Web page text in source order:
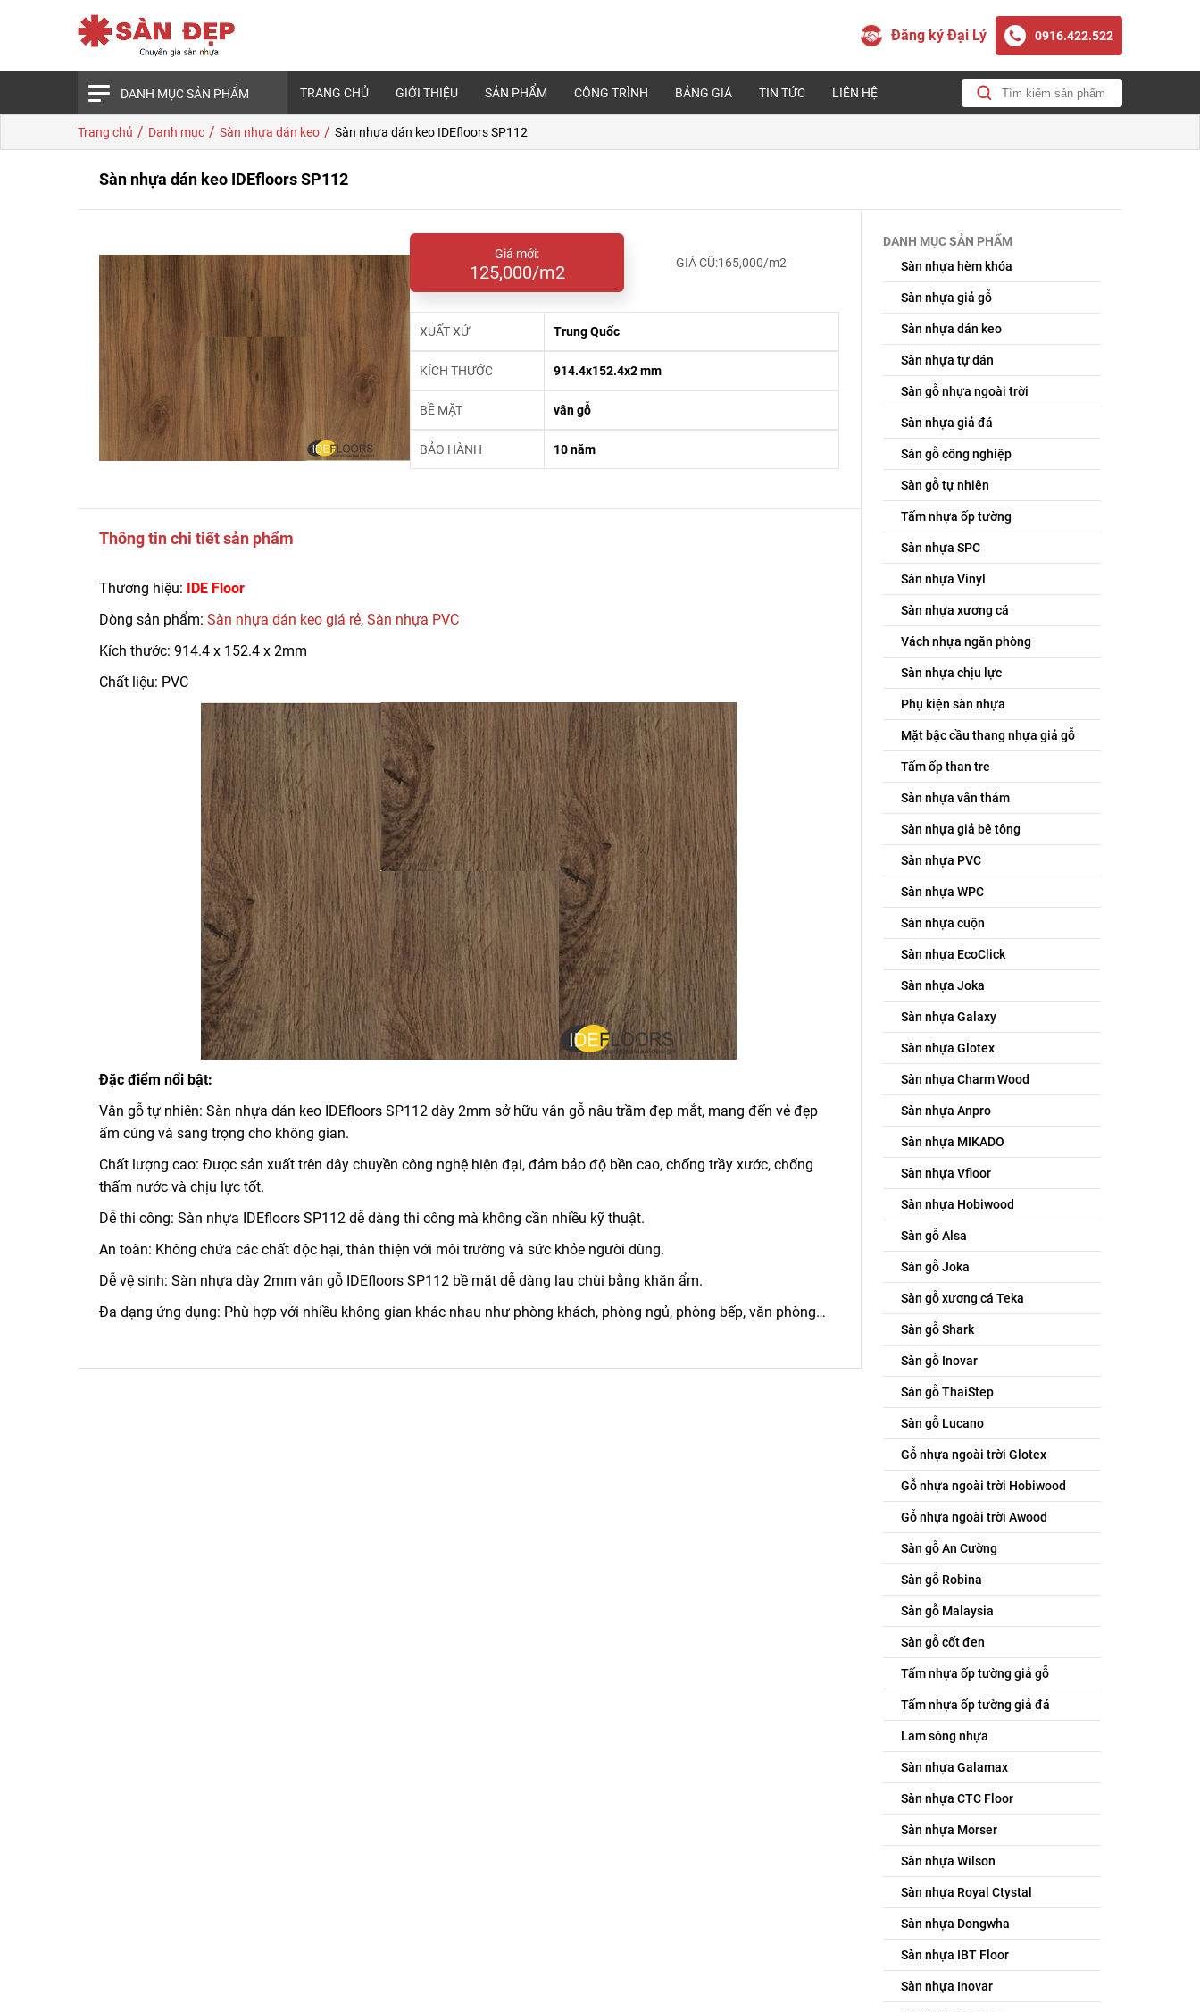
Đăng ký Đại Lý 0916.422.522
DANH MỤC SẢN PHẨM TRANG CHỦ GIỚI THIỆU SẢN PHẨM CÔNG TRÌNH BẢNG GIÁ TIN TỨC LIÊN HỆ
Trang chủ / Danh mục / Sàn nhựa dán keo / Sàn nhựa dán keo IDEfloors SP112
Sàn nhựa dán keo IDEfloors SP112
Giá mới:
125,000/m2 GIÁ CŨ:165,000/m2
XUẤT XỨ Trung Quốc
KÍCH THƯỚC 914.4x152.4x2 mm
BỀ MẶT vân gỗ
BẢO HÀNH 10 năm
Thông tin chi tiết sản phẩm
Thương hiệu: IDE Floor
Dòng sản phẩm: Sàn nhựa dán keo giá rẻ, Sàn nhựa PVC
Kích thước: 914.4 x 152.4 x 2mm
Chất liệu: PVC
Đặc điểm nổi bật:
Vân gỗ tự nhiên: Sàn nhựa dán keo IDEfloors SP112 dày 2mm sở hữu vân gỗ nâu trầm đẹp mắt, mang đến vẻ đẹp
ấm cúng và sang trọng cho không gian.
Chất lượng cao: Được sản xuất trên dây chuyền công nghệ hiện đại, đảm bảo độ bền cao, chống trầy xước, chống
thấm nước và chịu lực tốt.
Dễ thi công: Sàn nhựa IDEfloors SP112 dễ dàng thi công mà không cần nhiều kỹ thuật.
An toàn: Không chứa các chất độc hại, thân thiện với môi trường và sức khỏe người dùng.
Dễ vệ sinh: Sàn nhựa dày 2mm vân gỗ IDEfloors SP112 bề mặt dễ dàng lau chùi bằng khăn ẩm.
Đa dạng ứng dụng: Phù hợp với nhiều không gian khác nhau như phòng khách, phòng ngủ, phòng bếp, văn phòng…
DANH MỤC SẢN PHẨM
Sàn nhựa hèm khóa
Sàn nhựa giả gỗ
Sàn nhựa dán keo
Sàn nhựa tự dán
Sàn gỗ nhựa ngoài trời
Sàn nhựa giả đá
Sàn gỗ công nghiệp
Sàn gỗ tự nhiên
Tấm nhựa ốp tường
Sàn nhựa SPC
Sàn nhựa Vinyl
Sàn nhựa xương cá
Vách nhựa ngăn phòng
Sàn nhựa chịu lực
Phụ kiện sàn nhựa
Mặt bậc cầu thang nhựa giả gỗ
Tấm ốp than tre
Sàn nhựa vân thảm
Sàn nhựa giả bê tông
Sàn nhựa PVC
Sàn nhựa WPC
Sàn nhựa cuộn
Sàn nhựa EcoClick
Sàn nhựa Joka
Sàn nhựa Galaxy
Sàn nhựa Glotex
Sàn nhựa Charm Wood
Sàn nhựa Anpro
Sàn nhựa MIKADO
Sàn nhựa Vfloor
Sàn nhựa Hobiwood
Sàn gỗ Alsa
Sàn gỗ Joka
Sàn gỗ xương cá Teka
Sàn gỗ Shark
Sàn gỗ Inovar
Sàn gỗ ThaiStep
Sàn gỗ Lucano
Gỗ nhựa ngoài trời Glotex
Gỗ nhựa ngoài trời Hobiwood
Gỗ nhựa ngoài trời Awood
Sàn gỗ An Cường
Sàn gỗ Robina
Sàn gỗ Malaysia
Sàn gỗ cốt đen
Tấm nhựa ốp tường giả gỗ
Tấm nhựa ốp tường giả đá
Lam sóng nhựa
Sàn nhựa Galamax
Sàn nhựa CTC Floor
Sàn nhựa Morser
Sàn nhựa Wilson
Sàn nhựa Royal Ctystal
Sàn nhựa Dongwha
Sàn nhựa IBT Floor
Sàn nhựa Inovar